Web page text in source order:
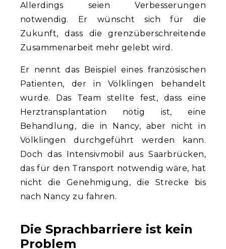
Allerdings seien Verbesserungen
notwendig. Er wünscht sich für die
Zukunft, dass die grenzüberschreitende
Zusammenarbeit mehr gelebt wird.
Er nennt das Beispiel eines französischen
Patienten, der in Völklingen behandelt
wurde. Das Team stellte fest, dass eine
Herztransplantation nötig ist, eine
Behandlung, die in Nancy, aber nicht in
Völklingen durchgeführt werden kann.
Doch das Intensivmobil aus Saarbrücken,
das für den Transport notwendig wäre, hat
nicht die Genehmigung, die Strecke bis
nach Nancy zu fahren.
Die Sprachbarriere ist kein
Problem